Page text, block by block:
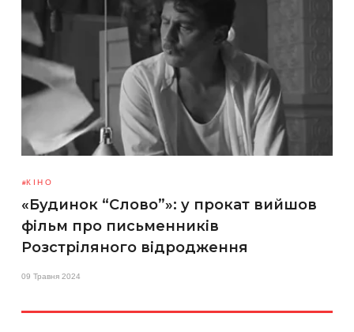
КІНО
«Будинок “Слово”»: у прокат вийшов
фільм про письменників
Розстріляного відродження
09 Травня 2024